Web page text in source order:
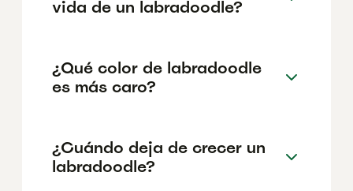
vida de un labradoodle?
¿Qué color de labradoodle
es más caro?
¿Cuándo deja de crecer un
labradoodle?